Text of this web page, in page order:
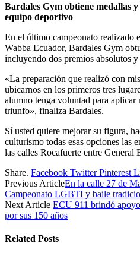
Bardales Gym obtiene medallas
equipo deportivo
En el último campeonato realizado
Wabba Ecuador, Bardales Gym
incluyendo dos premios absolutos
«La preparación que realizó con
ubicarnos en los primeros tres
alumno tenga voluntad para
triunfo», finaliza Bardales.
Sí usted quiere mejorar su figura,
culturismo todas esas opciones las
las calles Rocafuerte entre General
Share. Facebook Twitter Pinterest
Previous ArticleEn la calle 27 de
Campeonato LGBTI y baile
Next Article ECU 911 brindó
por sus 150 años
Related Posts